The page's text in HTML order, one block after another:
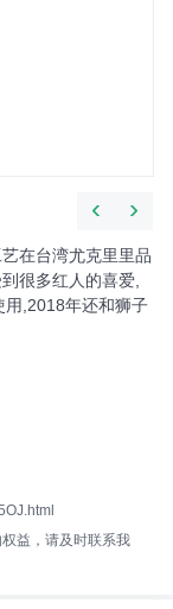
在台湾尤克里里品
很多红人的喜爱,
用,2018年还和狮子
益，请及时联系我
‹ ›